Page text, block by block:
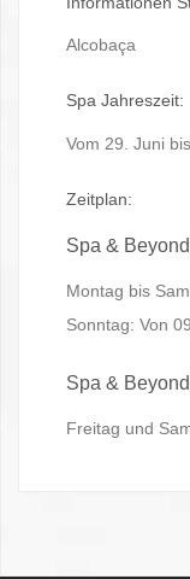
Alcobaça
Spa Jahreszeit:
Vom 29. Juni
Zeitplan:
Spa &
Montag bis
Sonntag: Von
Spa &
Freitag und